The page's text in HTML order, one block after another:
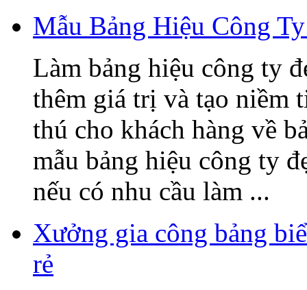
Mẫu Bảng Hiệu Công
Làm bảng hiệu công ty
thêm giá trị và tạo niềm
thú cho khách hàng về
mẫu bảng hiệu công ty
nếu có nhu cầu làm ...
Xưởng gia công bảng
rẻ